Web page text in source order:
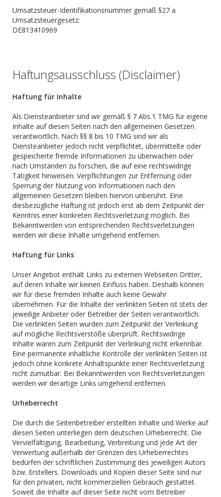
Umsatzsteuer-Identifikationsnummer gemäß §27 a
Umsatzsteuergesetz:
DE813410969
Haftungsausschluss (Disclaimer)
Haftung für Inhalte
Als Diensteanbieter sind wir gemäß § 7 Abs.1 TMG für eigene
Inhalte auf diesen Seiten nach den allgemeinen Gesetzen
verantwortlich. Nach §§ 8 bis 10 TMG sind wir als
Diensteanbieter jedoch nicht verpflichtet, übermittelte oder
gespeicherte fremde Informationen zu überwachen oder
nach Umständen zu forschen, die auf eine rechtswidrige
Tätigkeit hinweisen. Verpflichtungen zur Entfernung oder
Sperrung der Nutzung von Informationen nach den
allgemeinen Gesetzen bleiben hiervon unberührt. Eine
diesbezügliche Haftung ist jedoch erst ab dem Zeitpunkt der
Kenntnis einer konkreten Rechtsverletzung möglich. Bei
Bekanntwerden von entsprechenden Rechtsverletzungen
werden wir diese Inhalte umgehend entfernen.
Haftung für Links
Unser Angebot enthält Links zu externen Webseiten Dritter,
auf deren Inhalte wir keinen Einfluss haben. Deshalb können
wir für diese fremden Inhalte auch keine Gewähr
übernehmen. Für die Inhalte der verlinkten Seiten ist stets der
jeweilige Anbieter oder Betreiber der Seiten verantwortlich.
Die verlinkten Seiten wurden zum Zeitpunkt der Verlinkung
auf mögliche Rechtsverstöße überprüft. Rechtswidrige
Inhalte waren zum Zeitpunkt der Verlinkung nicht erkennbar.
Eine permanente inhaltliche Kontrolle der verlinkten Seiten ist
jedoch ohne konkrete Anhaltspunkte einer Rechtsverletzung
nicht zumutbar. Bei Bekanntwerden von Rechtsverletzungen
werden wir derartige Links umgehend entfernen.
Urheberrecht
Die durch die Seitenbetreiber erstellten Inhalte und Werke auf
diesen Seiten unterliegen dem deutschen Urheberrecht. Die
Vervielfältigung, Bearbeitung, Verbreitung und jede Art der
Verwertung außerhalb der Grenzen des Urheberrechtes
bedürfen der schriftlichen Zustimmung des jeweiligen Autors
bzw. Erstellers. Downloads und Kopien dieser Seite sind nur
für den privaten, nicht kommerziellen Gebrauch gestattet.
Soweit die Inhalte auf dieser Seite nicht vom Betreiber